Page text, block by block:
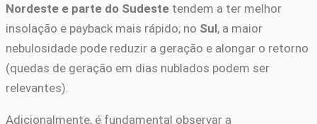
Nordeste e parte do Sudeste tendem a ter melhor
insolação e payback mais rápido; no Sul, a maior
nebulosidade pode reduzir a geração e alongar o retorno
(quedas de geração em dias nublados podem ser
relevantes).
Adicionalmente, é fundamental observar a